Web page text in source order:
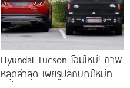
Hyundai Tucson โฉมใหม่! ภาพ
หลุดล่าสุด เผยรูปลักษณ์ใหม่ทรง